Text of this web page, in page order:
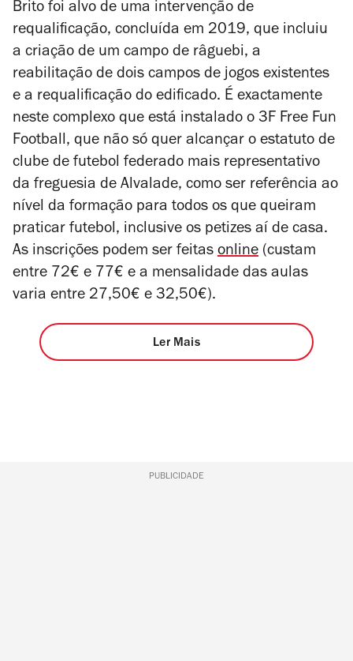
Brito foi alvo de uma intervenção de
requalificação, concluída em 2019, que incluiu
a criação de um campo de râguebi, a
reabilitação de dois campos de jogos existentes
e a requalificação do edificado. É exactamente
neste complexo que está instalado o 3F Free Fun
Football, que não só quer alcançar o estatuto de
clube de futebol federado mais representativo
da freguesia de Alvalade, como ser referência ao
nível da formação para todos os que queiram
praticar futebol, inclusive os petizes aí de casa.
As inscrições podem ser feitas online (custam
entre 72€ e 77€ e a mensalidade das aulas
varia entre 27,50€ e 32,50€).
Ler Mais
PUBLICIDADE